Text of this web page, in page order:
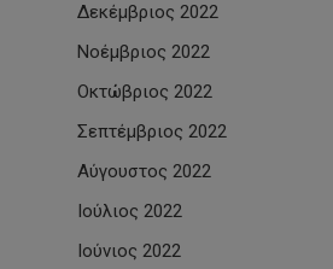
Δεκέμβριος 2022
Νοέμβριος 2022
Οκτώβριος 2022
Σεπτέμβριος 2022
Αύγουστος 2022
Ιούλιος 2022
Ιούνιος 2022